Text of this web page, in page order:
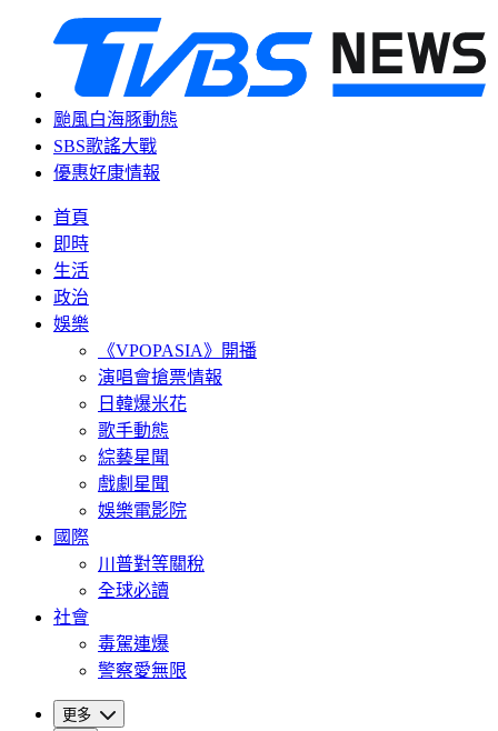
颱風白海豚動態
SBS歌謠大戰
優惠好康情報
首頁
即時
生活
政治
娛樂
《VPOPASIA》開播
演唱會搶票情報
日韓爆米花
歌手動態
綜藝星聞
戲劇星聞
娛樂電影院
國際
川普對等關稅
全球必讀
社會
毒駕連爆
警察愛無限
更多